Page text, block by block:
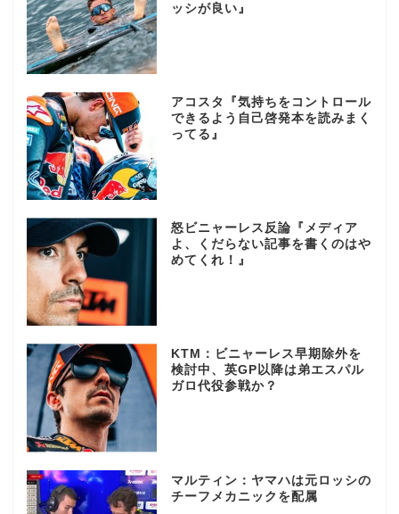
ッシが良い』
アコスタ『気持ちをコントロール
できるよう自己啓発本を読みまく
ってる』
怒ビニャーレス反論『メディア
よ、くだらない記事を書くのはや
めてくれ！』
KTM：ビニャーレス早期除外を
検討中、英GP以降は弟エスパル
ガロ代役参戦か？
マルティン：ヤマハは元ロッシの
チーフメカニックを配属